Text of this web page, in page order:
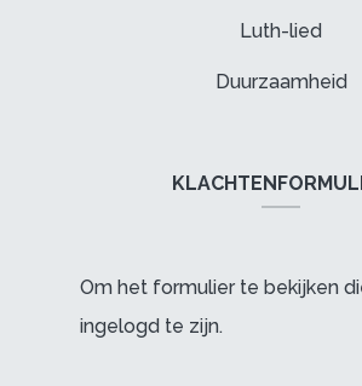
122
Luth-lied
Duurzaamheid
Om het formulier te bekijken
ingelogd te zijn.